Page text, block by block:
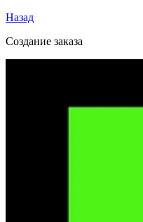
Назад
Создание заказа